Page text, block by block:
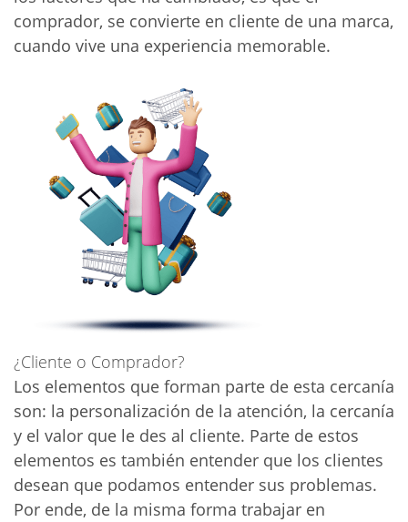
comprador, se convierte en cliente de una marca,
cuando vive una experiencia memorable.
¿Cliente o Comprador?
Los elementos que forman parte de esta cercanía
son: la personalización de la atención, la cercanía
y el valor que le des al cliente. Parte de estos
elementos es también entender que los clientes
desean que podamos entender sus problemas.
Por ende, de la misma forma trabajar en